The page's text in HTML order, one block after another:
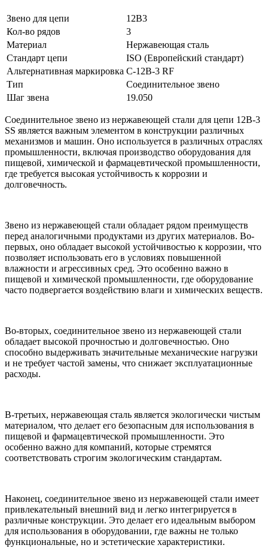
Звено для цепи
12B3
Кол-во рядов
3
Материал
Нержавеющая сталь
Стандарт цепи
ISO (Европейский стандарт)
Альтернативная маркировка С-12B-3 RF
Тип
Соединительное звено
Шаг звена
19.050
Соединительное звено из нержавеющей стали для цепи 12B-3
SS является важным элементом в конструкции различных
механизмов и машин. Оно используется в различных отраслях
промышленности, включая производство оборудования для
пищевой, химической и фармацевтической промышленности,
где требуется высокая устойчивость к коррозии и
долговечность.
Звено из нержавеющей стали обладает рядом преимуществ
перед аналогичными продуктами из других материалов. Во-
первых, оно обладает высокой устойчивостью к коррозии, что
позволяет использовать его в условиях повышенной
влажности и агрессивных сред. Это особенно важно в
пищевой и химической промышленности, где оборудование
часто подвергается воздействию влаги и химических веществ.
Во-вторых, соединительное звено из нержавеющей стали
обладает высокой прочностью и долговечностью. Оно
способно выдерживать значительные механические нагрузки
и не требует частой замены, что снижает эксплуатационные
расходы.
В-третьих, нержавеющая сталь является экологически чистым
материалом, что делает его безопасным для использования в
пищевой и фармацевтической промышленности. Это
особенно важно для компаний, которые стремятся
соответствовать строгим экологическим стандартам.
Наконец, соединительное звено из нержавеющей стали имеет
привлекательный внешний вид и легко интегрируется в
различные конструкции. Это делает его идеальным выбором
для использования в оборудовании, где важны не только
функциональные, но и эстетические характеристики.